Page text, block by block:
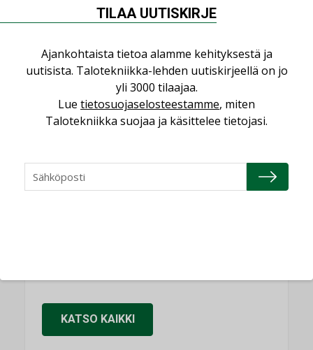
Puheista tekoihin – uusin teknologia
Sähköistäminen säästää euroja
Yli miljoona kotia on vailla toimivaa
Miten varmistetaan EPD-dokumenteista
KATSO KAIKKI
TILAA UUTISKIRJE
Ajankohtaista tietoa alamme kehityksestä ja
uutisista. Talotekniikka-lehden uutiskirjeellä on jo
yli 3000 tilaajaa.
Lue tietosuojaselosteestamme, miten
Talotekniikka suojaa ja käsittelee tietojasi.